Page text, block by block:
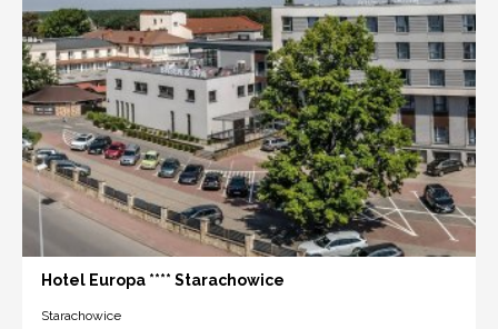
Hotel Europa **** Starachowice
Starachowice